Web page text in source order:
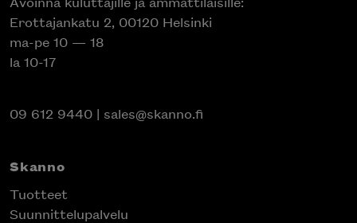
Erottajankatu 2, 00120 Helsinki
ma-pe 10 — 18
la 10-17
09 612 9440 | sales@skanno.fi
Skanno
Tuotteet
Suunnittelupalvelu